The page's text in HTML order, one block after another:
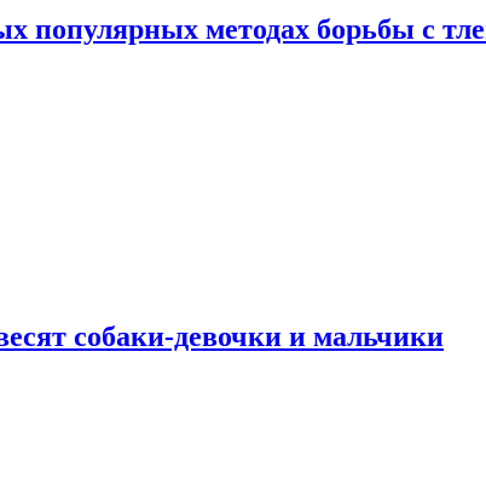
популярных методах борьбы с
собаки-девочки и мальчики